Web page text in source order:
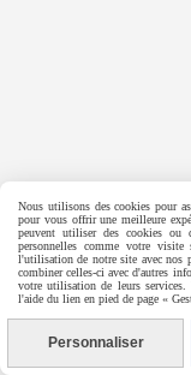
Nous utilisons des cookies pour
pour vous offrir une meilleure
peuvent utiliser des cookies ou
personnelles comme votre
l'utilisation de notre site avec nos
combiner celles-ci avec d'autres
votre utilisation de leurs services.
l'aide du lien en pied de page «
Personnaliser